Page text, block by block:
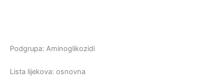
Podgrupa: Aminoglikozidi
Lista lijekova: osnovna